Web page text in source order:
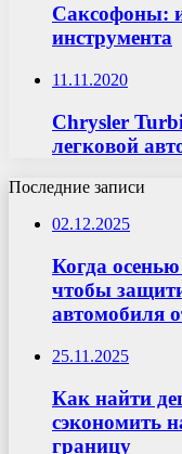
Саксофоны:
инструмента
11.11.2020
Chrysler
легковой
Последние записи
02.12.2025
Когда
чтобы
автомобиля
25.11.2025
Как найти
сэкономить
границу